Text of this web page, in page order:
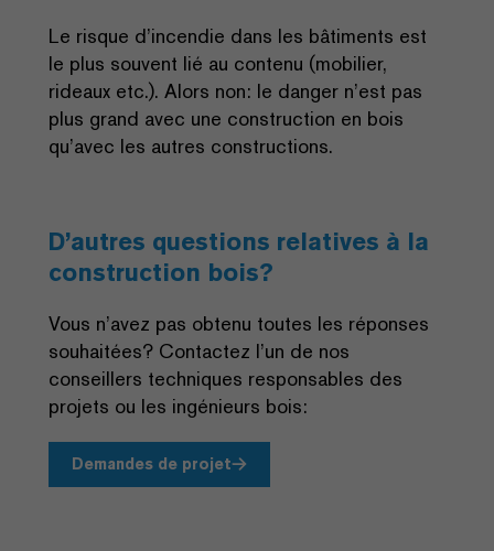
Le risque d’incendie dans les bâtiments est
le plus souvent lié au contenu (mobilier,
rideaux etc.). Alors non: le danger n’est pas
plus grand avec une construction en bois
qu’avec les autres constructions.
D’autres questions relatives à la
construction bois?
Vous n’avez pas obtenu toutes les réponses
souhaitées? Contactez l’un de nos
conseillers techniques responsables des
projets ou les ingénieurs bois:
Demandes de projet